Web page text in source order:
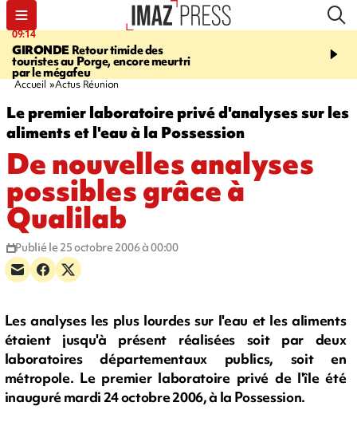
09:14
GIRONDE Retour timide des
touristes au Porge, encore meurtri
par le mégafeu
13:09
Des
font cinq morts en
Accueil Actus Réunion
Le premier laboratoire privé d'analyses sur les
aliments et l'eau à la Possession
De nouvelles analyses
possibles grâce à
Qualilab
Publié le 25 octobre 2006 à 00:00
Les analyses les plus lourdes sur l'eau et les aliments
étaient jusqu'à présent réalisées soit par deux
laboratoires départementaux publics, soit en
métropole. Le premier laboratoire privé de l'île été
inauguré mardi 24 octobre 2006, à la Possession.